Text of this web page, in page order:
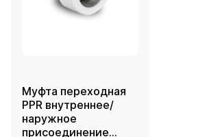
Муфта переходная
PPR внутреннее/
наружное
присоединение